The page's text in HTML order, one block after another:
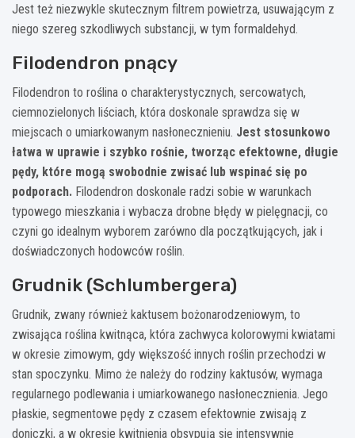
Jest też niezwykle skutecznym filtrem powietrza, usuwającym z
niego szereg szkodliwych substancji, w tym formaldehyd.
Filodendron pnący
Filodendron to roślina o charakterystycznych, sercowatych,
ciemnozielonych liściach, która doskonale sprawdza się w
miejscach o umiarkowanym nasłonecznieniu. Jest stosunkowo
łatwa w uprawie i szybko rośnie, tworząc efektowne, długie
pędy, które mogą swobodnie zwisać lub wspinać się po
podporach. Filodendron doskonale radzi sobie w warunkach
typowego mieszkania i wybacza drobne błędy w pielęgnacji, co
czyni go idealnym wyborem zarówno dla początkujących, jak i
doświadczonych hodowców roślin.
Grudnik (Schlumbergera)
Grudnik, zwany również kaktusem bożonarodzeniowym, to
zwisająca roślina kwitnąca, która zachwyca kolorowymi kwiatami
w okresie zimowym, gdy większość innych roślin przechodzi w
stan spoczynku. Mimo że należy do rodziny kaktusów, wymaga
regularnego podlewania i umiarkowanego nasłonecznienia. Jego
płaskie, segmentowe pędy z czasem efektownie zwisają z
doniczki, a w okresie kwitnienia obsypują się intensywnie